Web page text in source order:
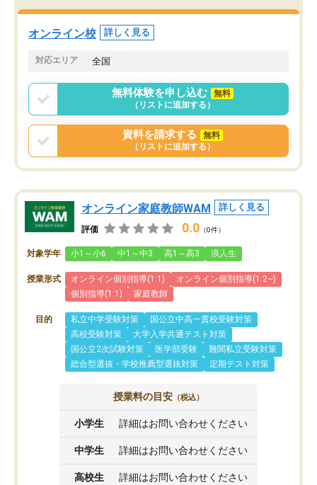
オンライン校 詳しく見る
対応エリア 全国
無料体験を申し込む
無料
（リストに追加する）
資料を請求する
無料
（リストに追加する）
オンライン家庭教師WAM 詳しく見る
評価 0.0 （0件）
対象学年 小1～小6 中1～中3 高1～高3 浪人生
授業形式 オンライン個別指導(1:1)
オンライン個別指導(1:2~)
個別指導(1:1)
家庭教師
目的 私立中学受験対策
国公立中高一貫校受験対策
高校受験対策
大学入学共通テスト対策
国公立2次試験対策
医学部受験
難関私立受験対策
総合型選抜・学校推薦型選抜対策
定期テスト対策
授業料の目安 （税込）
小学生 詳細はお問い合わせください
中学生 詳細はお問い合わせください
高校生 詳細はお問い合わせください